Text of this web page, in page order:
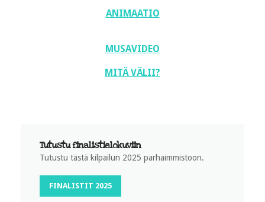
ANIMAATIO
MUSAVIDEO
MITÄ VÄLII?
Tutustu finalistielokuviin
Tutustu tästä kilpailun 2025 parhaimmistoon.
FINALISTIT 2025